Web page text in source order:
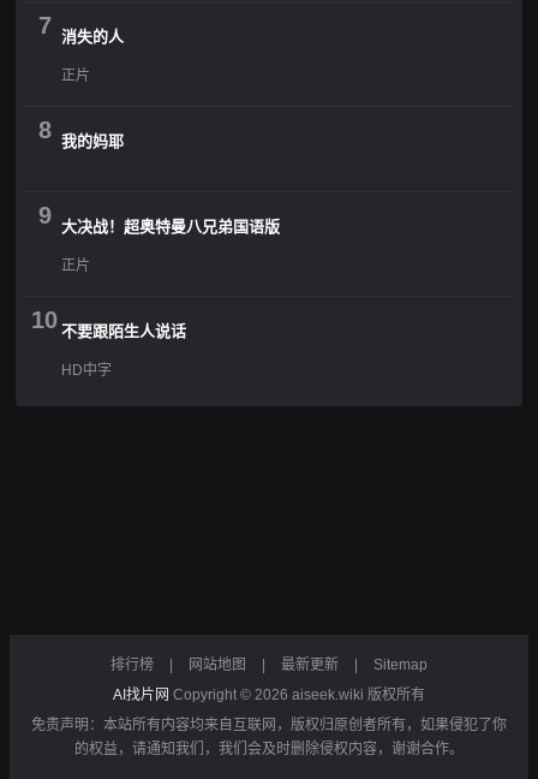
7 消失的人
正片
8 我的妈耶
9 大决战！超奥特曼八兄弟国语版
正片
10 不要跟陌生人说话
HD中字
排行榜 网站地图 最新更新
Sitemap
AI找片网 Copyright © 2026 aiseek.wiki 版权所有
免责声明：本站所有内容均来自互联网，版权归原创者所有，如果侵犯了你
的权益，请通知我们，我们会及时删除侵权内容，谢谢合作。